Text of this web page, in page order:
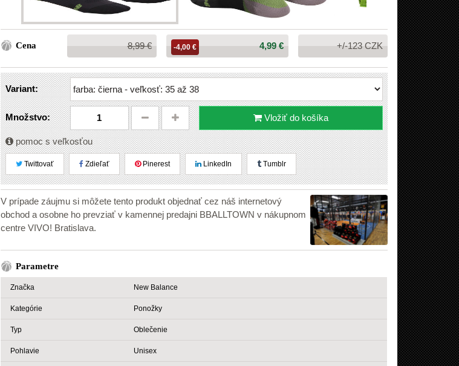
Cena
Bežná
cena:
8,99 € Cena:
4,99 €
-4,00 € +/-123 CZK
Variant:
Množstvo: Vložiť do košíka
pomoc s veľkosťou
Twittovať Zdieľať Pinerest LinkedIn Tumblr
V prípade záujmu si môžete tento produkt objednať cez náš internetový
obchod a osobne ho prevziať v kamennej predajni BBALLTOWN v nákupnom
centre VIVO! Bratislava.
Parametre
Značka New Balance
Kategórie Ponožky
Typ Oblečenie
Pohlavie Unisex